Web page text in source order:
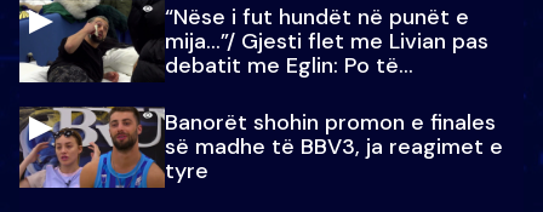
“Nëse i fut hundët në punët e
mija…”/ Gjesti flet me Livian pas
debatit me Eglin: Po të
Banorët shohin promon e finales
së madhe të BBV3, ja reagimet e
tyre